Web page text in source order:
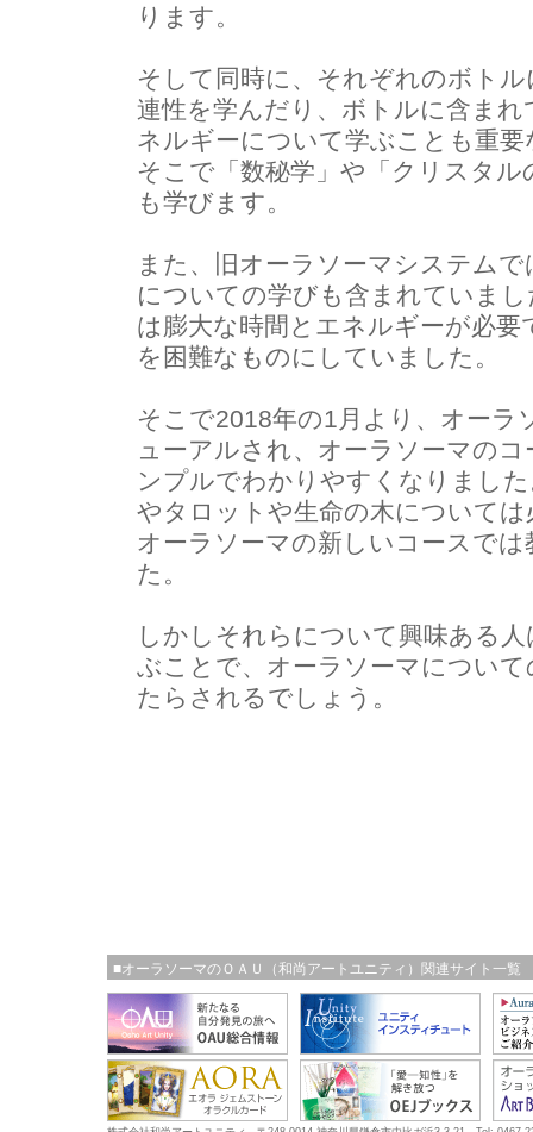
ります。
そして同時に、それぞれのボト
連性を学んだり、ボトルに含ま
ネルギーについて学ぶことも重要
そこで「数秘学」や「クリスタ
も学びます。
また、旧オーラソーマシステム
についての学びも含まれていま
は膨大な時間とエネルギーが必
を困難なものにしていました。
そこで2018年の1月より、オーラ
ューアルされ、オーラソーマの
ンプルでわかりやすくなりまし
やタロットや生命の木について
オーラソーマの新しいコースで
た。
しかしそれらについて興味ある
ぶことで、オーラソーマについ
たらされるでしょう。
■オーラソーマのＯＡＵ（和尚アートユニティ）関連サイト一覧